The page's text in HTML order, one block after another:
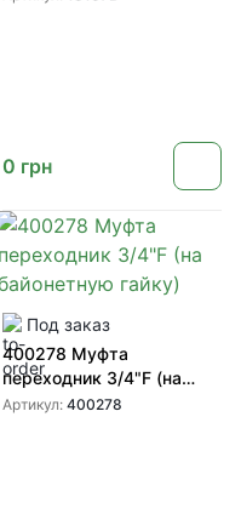
0 грн
Под заказ
400278 Муфта
переходник 3/4"F (на
байонетную гайку)
Артикул: 400278